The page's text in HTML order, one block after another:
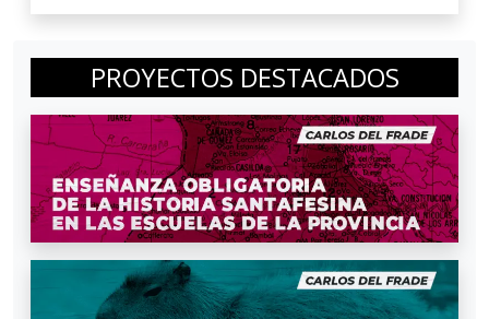
PROYECTOS DESTACADOS